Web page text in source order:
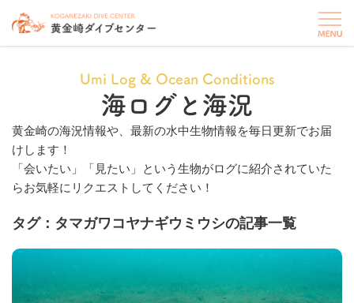
Umi Log & Ocean Conditions
海ログと海況
黄金崎の海況情報や、最新の水中生物情報を毎日更新でお届
けします！
「会いたい」「見たい」という生物がログに紹介されていた
らお気軽にリクエストしてください！
タグ：タマガワコヤナギウミウシの記事一覧